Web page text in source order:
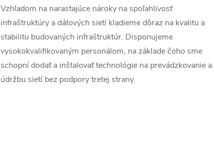
Vzhľadom na narastajúce nároky na spoľahlivosť
infraštruktúry a dátových sietí kladieme dôraz na kvalitu a
stabilitu budovaných infraštruktúr. Disponujeme
vysokokvalifikovaným personálom, na základe čoho sme
schopní dodať a inštalovať technológie na prevádzkovanie a
údržbu sietí bez podpory tretej strany.